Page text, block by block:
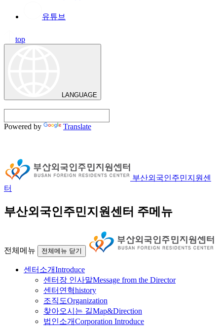
유튜브
top
LANGUAGE
Powered by Translate
부산외국인주민지원센
터
부산외국인주민지원센터 주메뉴
전체메뉴 전체메뉴 닫기
센터소개Introduce
센터장 인사말Message from the Director
센터연혁history
조직도Organization
찾아오시는 길Map&Direction
법인소개Corporation Introduce